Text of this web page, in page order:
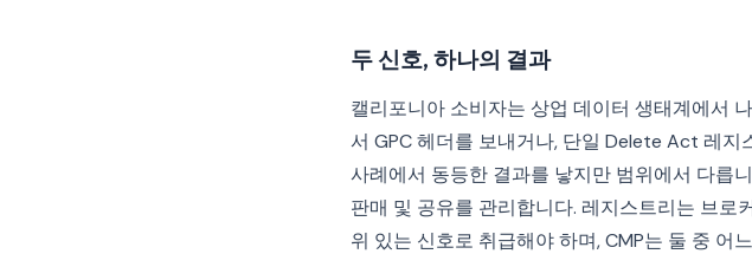
두 신호, 하나의 결과
캘리포니아 소비자는 상업 데이터 생태계에서
서 GPC 헤더를 보내거나, 단일 Delete Act 레
사례에서 동등한 결과를 낳지만 범위에서 다릅
판매 및 공유를 관리합니다. 레지스트리는 브로
위 있는 신호로 취급해야 하며, CMP는 둘 중 어